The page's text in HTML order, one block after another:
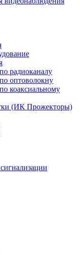
радиоканалу
оптоволокну
коаксиальному
(ИК Прожекторы)